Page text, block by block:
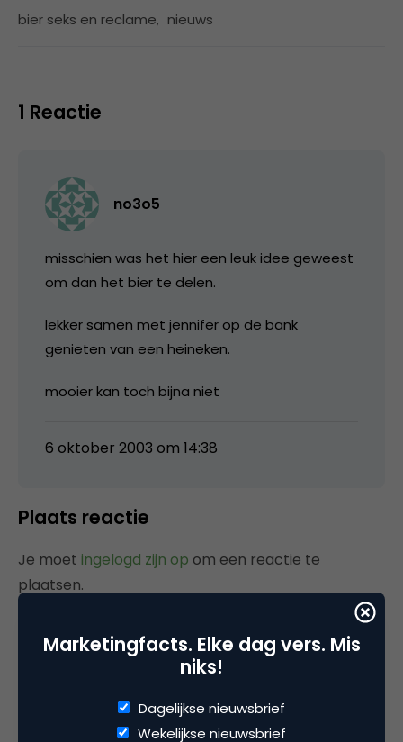
bier seks en reclame, nieuws
1 Reactie
no3o5
misschien was het hier een leuk idee geweest
om dan het bier te delen.
lekker samen met jennifer op de bank
genieten van een heineken.
mooier kan toch bijna niet
6 oktober 2003 om 14:38
Plaats reactie
Je moet ingelogd zijn op om een reactie te
plaatsen.
Gerelateerde artikelen
Rebel with or without a cause?
Marketingfacts. Elke dag vers. Mis
niks!
Dagelijkse nieuwsbrief
Wekelijkse nieuwsbrief